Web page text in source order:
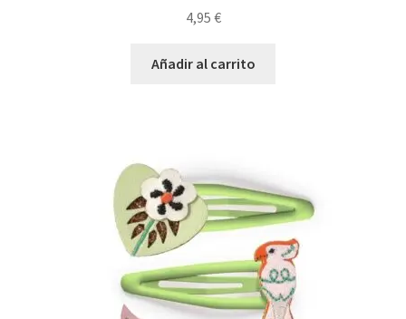
4,95 €
Añadir al carrito